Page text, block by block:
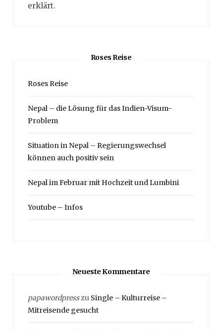
erklärt.
Roses Reise
Roses Reise
Nepal – die Lösung für das Indien-Visum-
Problem
Situation in Nepal – Regierungswechsel
können auch positiv sein
Nepal im Februar mit Hochzeit und Lumbini
Youtube – Infos
Neueste Kommentare
papawordpresszu Single – Kulturreise –
Mitreisende gesucht